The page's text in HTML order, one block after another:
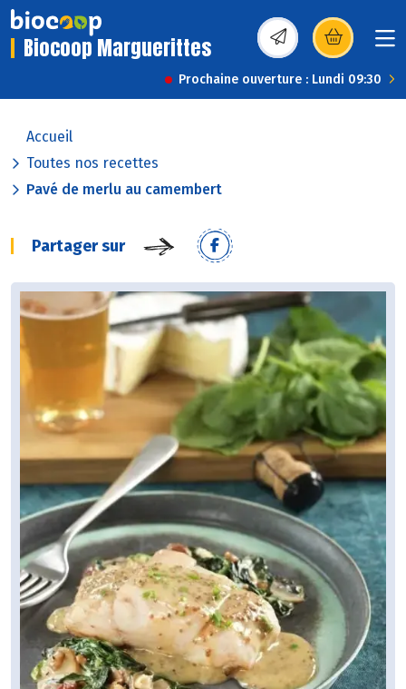
Biocoop Marguerittes (s’ouvre dans une
Prochaine ouverture : Lundi 09:30
Accueil
Toutes nos recettes
Pavé de merlu au camembert
Partager sur